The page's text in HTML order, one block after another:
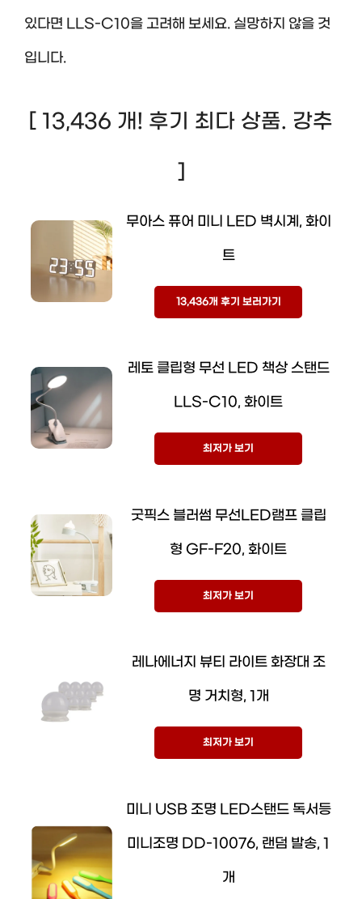
있다면 LLS-C10을 고려해 보세요. 실망하지 않을 것
입니다.
[ 13,436 개! 후기 최다 상품. 강추
]
무아스 퓨어 미니 LED 벽시계, 화이
트
13,436개 후기 보러가기
레토 클립형 무선 LED 책상 스탠드
LLS-C10, 화이트
최저가 보기
굿픽스 블러썸 무선LED램프 클립
형 GF-F20, 화이트
최저가 보기
레나에너지 뷰티 라이트 화장대 조
명 거치형, 1개
최저가 보기
미니 USB 조명 LED스탠드 독서등
미니조명 DD-10076, 랜덤 발송, 1
개